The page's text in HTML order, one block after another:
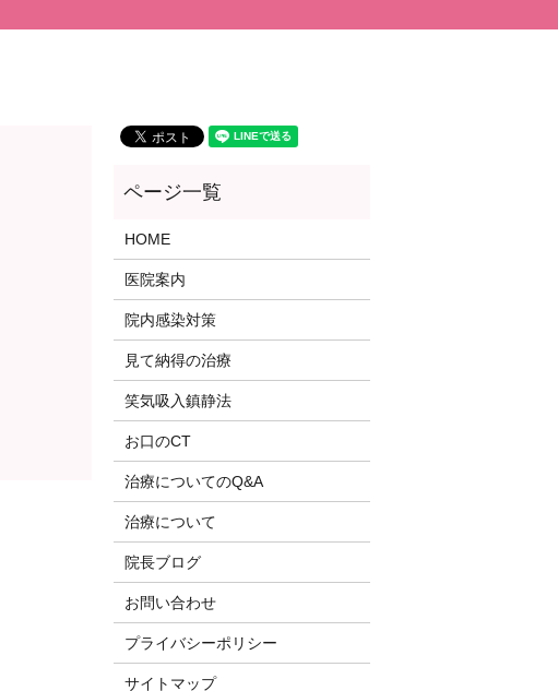
HOME
医院案内
院内感染対策
見て納得の治療
笑気吸入鎮静法
お口のCT
治療についてのQ&A
治療について
院長ブログ
お問い合わせ
プライバシーポリシー
サイトマップ